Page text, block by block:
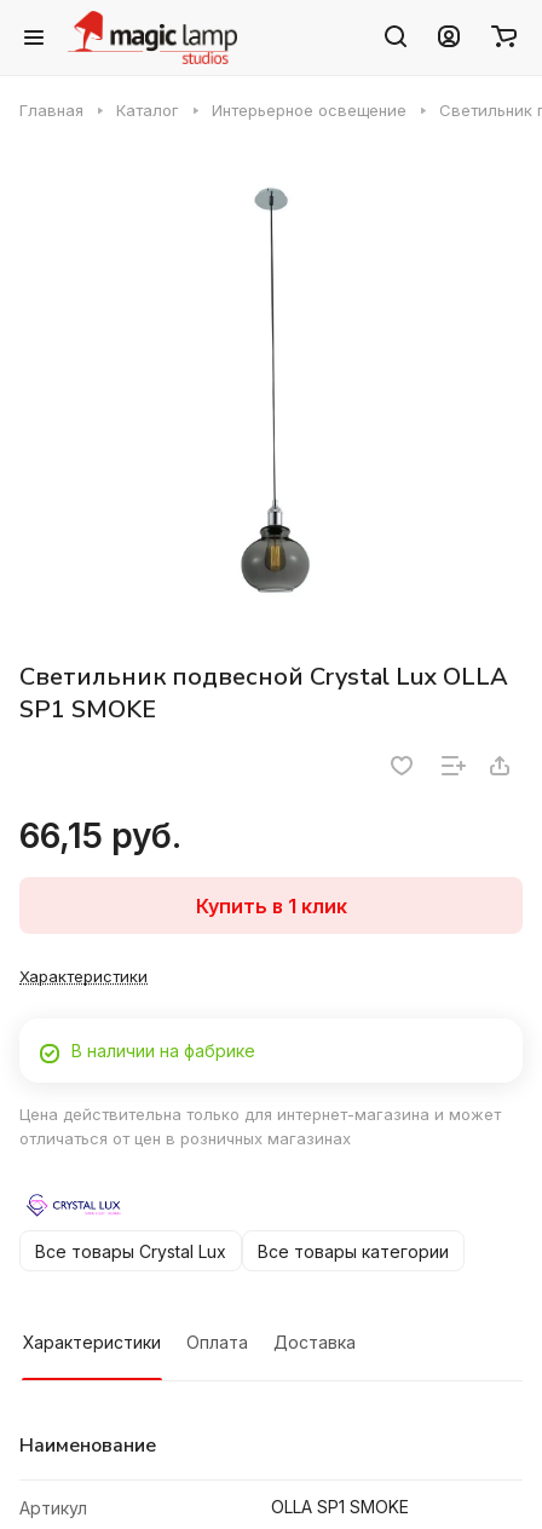
Главная Каталог Интерьерное освещение Светильник
Светильник подвесной Crystal Lux OLLA
SP1 SMOKE
66,15 руб.
Купить в 1 клик
Характеристики
В наличии на фабрике
Цена действительна только для интернет-магазина и может
отличаться от цен в розничных магазинах
Все товары Crystal Lux Все товары категории
Характеристики Оплата Доставка
Наименование
Артикул OLLA SP1 SMOKE